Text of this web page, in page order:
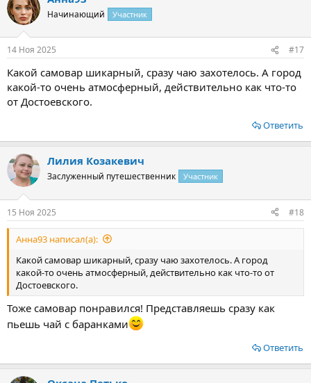
Начинающий Участник
14 Ноя 2025 #17
Какой самовар шикарный, сразу чаю захотелось. А город
какой-то очень атмосферный, действительно как что-то
от Достоевского.
Ответить
Лилия Козакевич
Заслуженный путешественник Участник
15 Ноя 2025 #18
Анна93 написал(а):
Какой самовар шикарный, сразу чаю захотелось. А город
какой-то очень атмосферный, действительно как что-то от
Достоевского.
Тоже самовар понравился! Представляешь сразу как
пьешь чай с баранками
Ответить